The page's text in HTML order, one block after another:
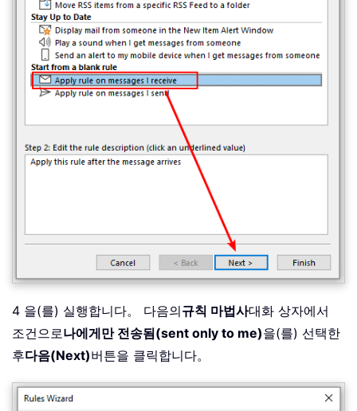
4 을(를) 실행합니다。 다음의규칙 마법사대화 상자에서
조건으로나에게만 전송됨(sent only to me)을(를) 선택한
후다음(Next)버튼을 클릭합니다。